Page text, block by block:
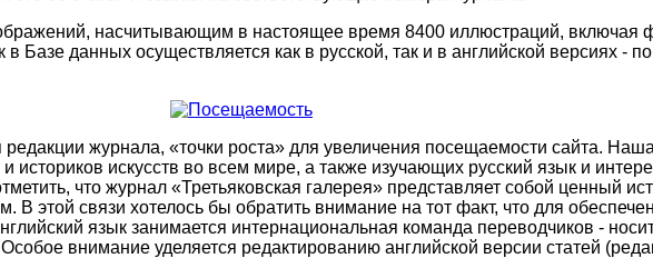
насчитывающим в настоящее время 8400 иллюстраций, включая
Базе данных осуществляется как в русской, так и в английской версиях -
журнала, «точки роста» для увеличения посещаемости сайта.
искусств во всем мире, а также изучающих русский язык и
что журнал «Третьяковская галерея» представляет собой ценный
этой связи хотелось бы обратить внимание на тот факт, что для
язык занимается интернациональная команда переводчиков -
внимание уделяется редактированию английской версии статей